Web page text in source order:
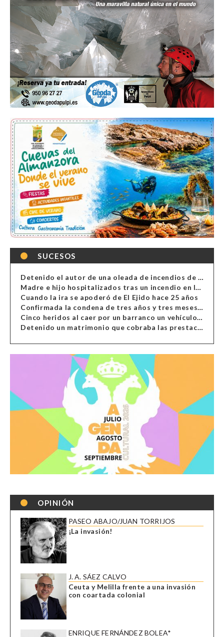
SUCESOS
Detenido el autor de una oleada de incendios de contenedores en Almería
Madre e hijo hospitalizados tras un incendio en la cocina de una vivienda en Almería
Cuando la ira se apoderó de El Ejido hace 25 años
Confirmada la condena de tres años y tres meses al hombre de Antas acusado de xenofobia
Cinco heridos al caer por un barranco un vehículo en Alcolea
Detenido un matrimonio que cobraba las prestaciones de ilegales en Almería, Granada, Málaga, Huelva y Murcia
OPINIÓN
PASEO ABAJO/JUAN TORRIJOS
¡La invasión!
J. A. SÁEZ CALVO
Ceuta y Melilla frente a una invasión
con coartada colonial
ENRIQUE FERNÁNDEZ BOLEA*